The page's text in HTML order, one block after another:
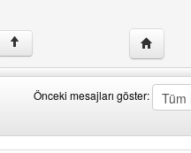
↑ Yazarın
Önceki mesajları göster:
mesajları
by